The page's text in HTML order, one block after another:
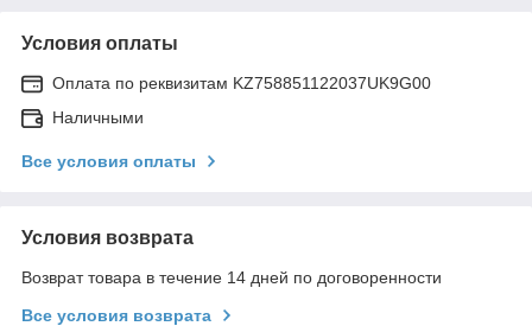
Условия оплаты
Оплата по реквизитам KZ758851122037UK9G00
Наличными
Все условия оплаты
Условия возврата
Возврат товара в течение 14 дней по договоренности
Все условия возврата